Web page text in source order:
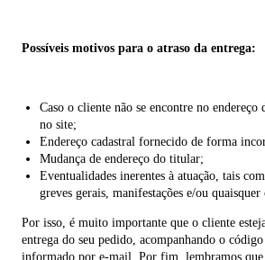
Possíveis motivos para o atraso da entrega:
Caso o cliente não se encontre no endereço
no site;
Endereço cadastral fornecido de forma
Mudança de endereço do titular;
Eventualidades inerentes à atuação, tais
greves gerais, manifestações e/ou
Por isso, é muito importante que o cliente
entrega do seu pedido, acompanhando o
informado por e-mail. Por fim, lembramos que